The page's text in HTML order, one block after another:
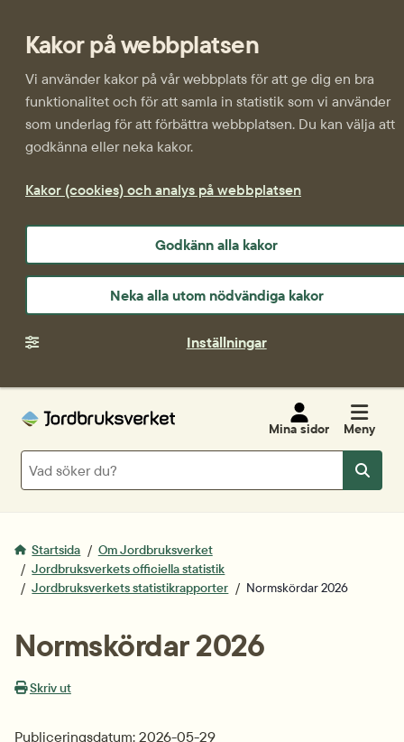
Kakor på webbplatsen
Vi använder kakor på vår webbplats för att ge dig en bra
funktionalitet och för att samla in statistik som vi använder
som underlag för att förbättra webbplatsen. Du kan välja att
godkänna eller neka kakor.
Kakor (cookies) och analys på webbplatsen
Godkänn alla kakor
Neka alla utom nödvändiga kakor
Inställningar
Mina sidor Meny
Sök
Sök
Startsida
Om Jordbruksverket
Jordbruksverkets officiella statistik
Jordbruksverkets statistikrapporter
Normskördar 2026
Normskördar 2026
Skriv ut
Publiceringsdatum: 2026-05-29